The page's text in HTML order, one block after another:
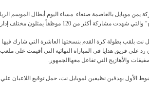
يمن موبايل بالعاصمة صنعاء مساء اليوم أبطال الموسم
مشاركة أكثر من 120 موظفاً يمثلون مختلف إدارات الشركة.
نت بلقب بطولة كرة القدم بنسختها العاشرة التي شارك
رد على فريق هدايا في المباراة النهائية التي أقيمت على
والأهازيج التي تفاعل معهاالجمهور.
الأول بهدفين نظيفين لموبايل نت، حمل توقيع اللاعبان